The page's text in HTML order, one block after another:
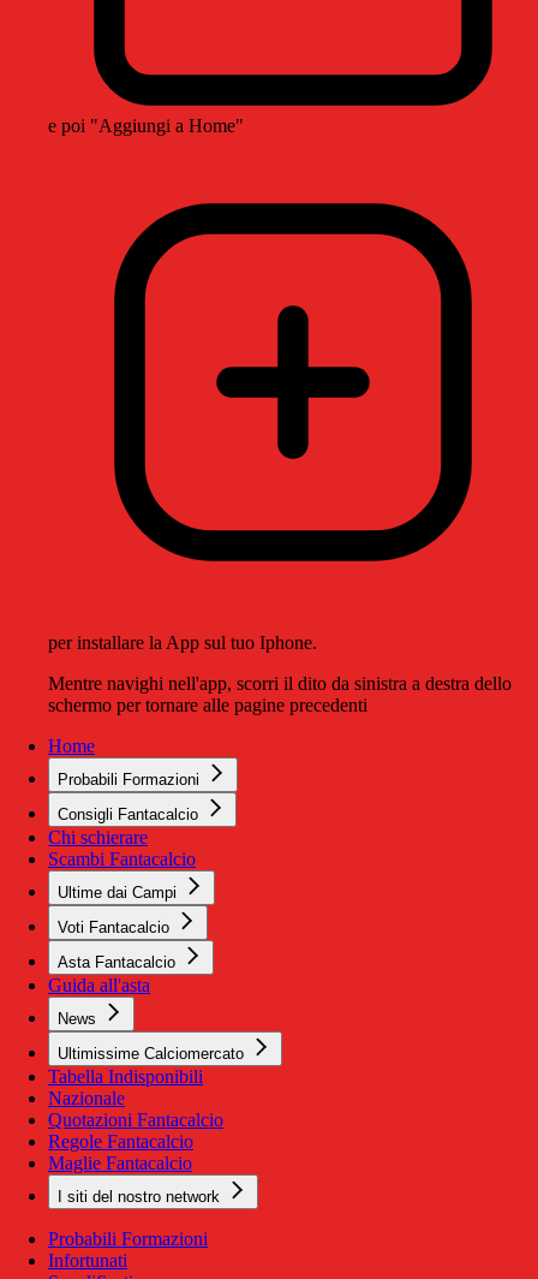
e poi "Aggiungi a Home"
per installare la App sul tuo Iphone.
Mentre navighi nell'app, scorri il dito da sinistra a destra dello
schermo per tornare alle pagine precedenti
Home
Probabili Formazioni
Consigli Fantacalcio
Chi schierare
Scambi Fantacalcio
Ultime dai Campi
Voti Fantacalcio
Asta Fantacalcio
Guida all'asta
News
Ultimissime Calciomercato
Tabella Indisponibili
Nazionale
Quotazioni Fantacalcio
Regole Fantacalcio
Maglie Fantacalcio
I siti del nostro network
Probabili Formazioni
Infortunati